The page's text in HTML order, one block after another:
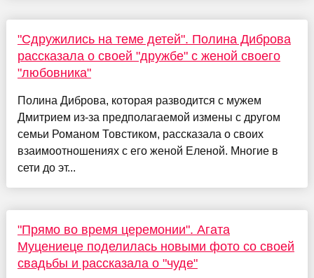
"Сдружились на теме детей". Полина Диброва
рассказала о своей "дружбе" с женой своего
"любовника"
Полина Диброва, которая разводится с мужем
Дмитрием из-за предполагаемой измены с другом
семьи Романом Товстиком, рассказала о своих
взаимоотношениях с его женой Еленой. Многие в
сети до эт...
"Прямо во время церемонии". Агата
Муцениеце поделилась новыми фото со своей
свадьбы и рассказала о "чуде"